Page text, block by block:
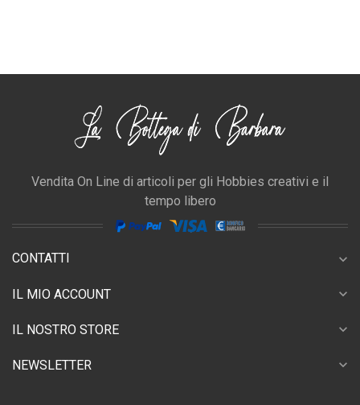
Vendita On Line di articoli per gli Hobbies creativi e il
tempo libero
CONTATTI expand_more
IL MIO ACCOUNT expand_more
IL NOSTRO STORE expand_more
NEWSLETTER expand_more